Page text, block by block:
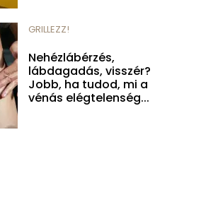
GRILLEZZ!
Nehézlábérzés,
lábdagadás, visszér?
Jobb, ha tudod, mi a
vénás elégtelenség...